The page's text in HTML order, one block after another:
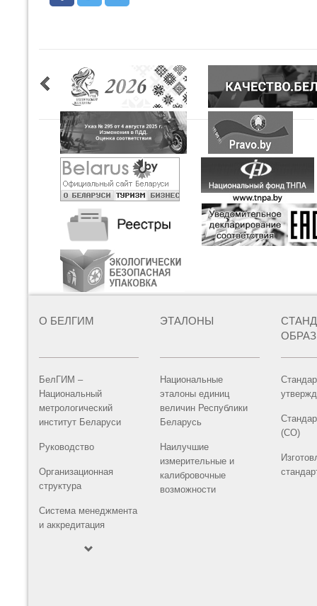
О БЕЛГИМ
БелГИМ –
Национальный
метрологический
институт Беларуси
Руководство
Организационная
структура
Система менеджмента
и аккредитация
ЭТАЛОНЫ
Национальные
эталоны единиц
величин Республики
Беларусь
Наилучшие
измерительные и
калибровочные
возможности
(СО)